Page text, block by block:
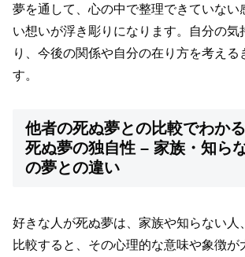
夢を通して、心の中で整理できていない
い想いが浮き彫りになります。自分の気
り、今後の関係や自分の在り方を考える
す。
他者の死ぬ夢との比較でわか
死ぬ夢の独自性 – 家族・知ら
の夢との違い
好きな人が死ぬ夢は、家族や知らない人
比較すると、その心理的な意味や象徴が